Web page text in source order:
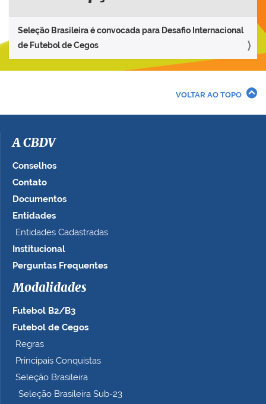
Seleção Brasileira é convocada para Desafio Internacional
de Futebol de Cegos
VOLTAR AO TOPO
A CBDV
Conselhos
Contato
Documentos
Entidades
Entidades Cadastradas
Institucional
Perguntas Frequentes
Modalidades
Futebol B2/B3
Futebol de Cegos
Regras
Principais Conquistas
Seleção Brasileira
Seleção Brasileira Sub-23